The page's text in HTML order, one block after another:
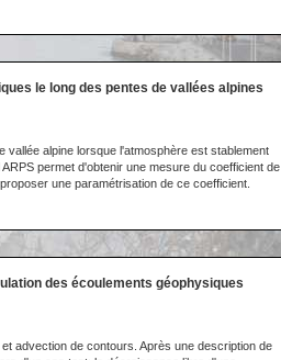
le long des pentes de vallées alpines
alpine lorsque l'atmosphère est stablement
permet d'obtenir une mesure du coefficient de
une paramétrisation de ce coefficient.
des écoulements géophysiques
advection de contours. Après une description de